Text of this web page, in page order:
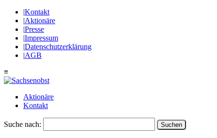
|Kontakt
|Aktionäre
|Presse
|Impressum
|Datenschutzerklärung
|AGB
≡
Aktionäre
Kontakt
Suche nach: Suchen